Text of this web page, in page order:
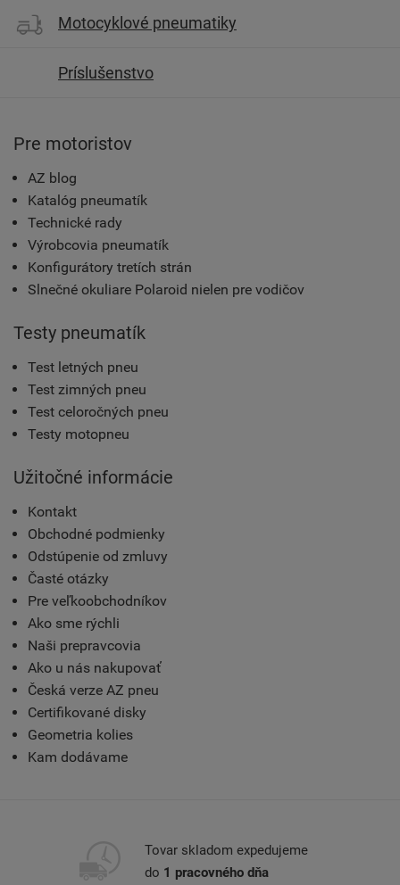
Motocyklové pneumatiky
Príslušenstvo
Pre motoristov
AZ blog
Katalóg pneumatík
Technické rady
Výrobcovia pneumatík
Konfigurátory tretích strán
Slnečné okuliare Polaroid nielen pre vodičov
Testy pneumatík
Test letných pneu
Test zimných pneu
Test celoročných pneu
Testy motopneu
Užitočné informácie
Kontakt
Obchodné podmienky
Odstúpenie od zmluvy
Časté otázky
Pre veľkoobchodníkov
Ako sme rýchli
Naši prepravcovia
Ako u nás nakupovať
Česká verze AZ pneu
Certifikované disky
Geometria kolies
Kam dodávame
Tovar skladom expedujeme
do 1 pracovného dňa